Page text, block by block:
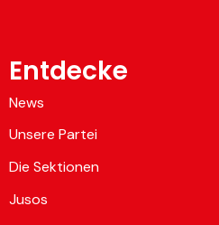
Entdecke
News
Unsere Partei
Die Sektionen
Jusos